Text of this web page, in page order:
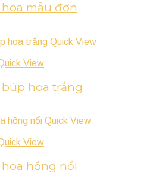
mẫu đơn
Quick View
View
hoa trắng
Quick View
View
hồng nổi